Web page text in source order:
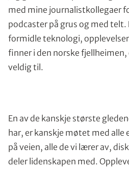
med mine journalistkollegaer
podcaster på grus og med telt.
formidle teknologi,
finner i den norske fjellheimen,
veldig til.
En av de kanskje største
har, er kanskje møtet med
på veien, alle de vi lærer av,
deler lidenskapen med.